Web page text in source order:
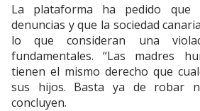
La plataforma ha pedido que
denuncias y que la sociedad
lo que consideran una
fundamentales. “Las madres
tienen el mismo derecho que
sus hijos. Basta ya de robar
concluyen.